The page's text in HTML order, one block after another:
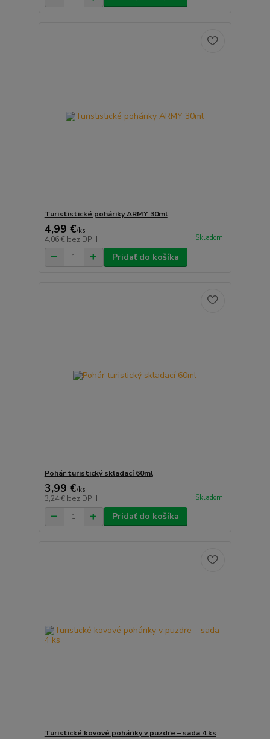
Turististické poháriky ARMY 30ml
4,99 €/ks
4,06 € bez DPH Skladom
Pridať do košíka
Pohár turistický skladací 60ml
3,99 €/ks
3,24 € bez DPH Skladom
Pridať do košíka
Turistické kovové poháriky v puzdre – sada 4 ks